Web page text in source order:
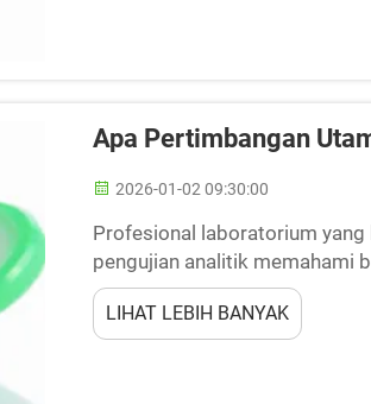
Apa Pertimbangan
2026-01-02 09:30:00
Profesional laboratorium
pengujian analitik memahami
penting untuk menghilangkan
LIHAT LEBIH BANYAK